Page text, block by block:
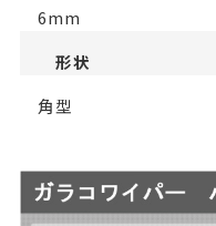
6mm
形状
角型